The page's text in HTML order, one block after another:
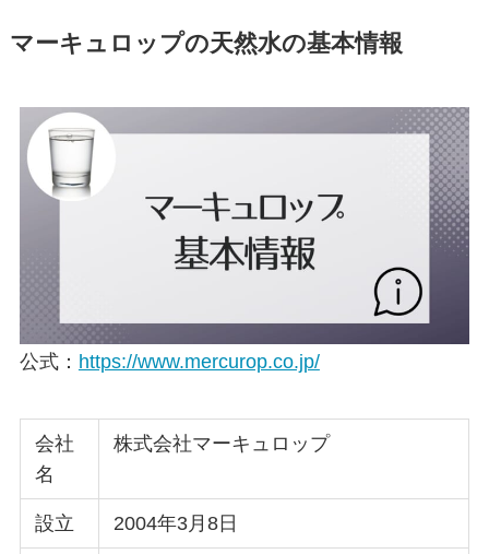
マーキュロップの天然水の基本情報
公式： https://www.mercurop.co.jp/
会社
名
株式会社マーキュロップ
設立 2004年3⽉8⽇